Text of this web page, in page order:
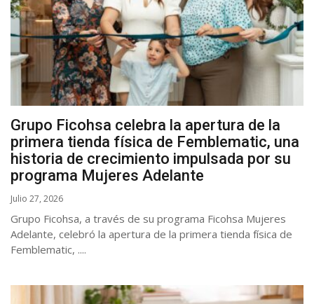
Grupo Ficohsa celebra la apertura de la
primera tienda física de Femblematic, una
historia de crecimiento impulsada por su
programa Mujeres Adelante
Julio 27, 2026
Grupo Ficohsa, a través de su programa Ficohsa Mujeres
Adelante, celebró la apertura de la primera tienda física de
Femblematic, ....